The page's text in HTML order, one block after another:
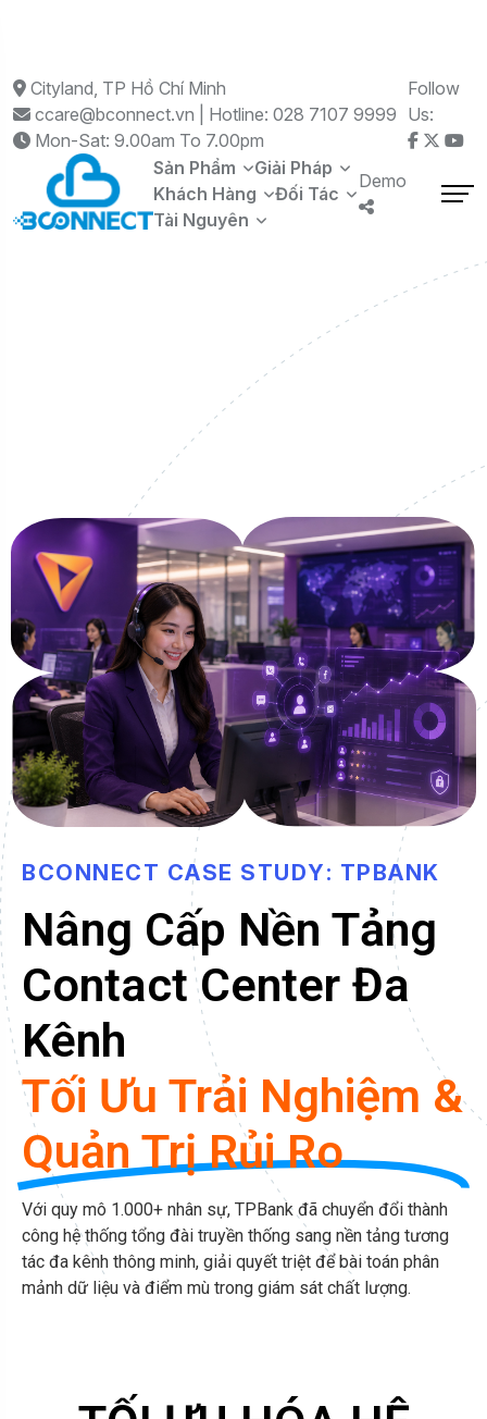
Cityland, TP Hồ Chí Minh
ccare@bconnect.vn | Hotline: 028 7107 9999
Mon-Sat: 9.00am To 7.00pm
Follow
Us:
Sản Phẩm
Giải Pháp
Khách Hàng
Đối Tác
Tài Nguyên
Demo
BCONNECT CASE STUDY: TPBANK
Nâng Cấp Nền Tảng
Contact Center Đa
Kênh
Tối Ưu Trải Nghiệm &
Quản Trị Rủi Ro
Với quy mô 1.000+ nhân sự, TPBank đã chuyển đổi thành
công hệ thống tổng đài truyền thống sang nền tảng tương
tác đa kênh thông minh, giải quyết triệt để bài toán phân
mảnh dữ liệu và điểm mù trong giám sát chất lượng.